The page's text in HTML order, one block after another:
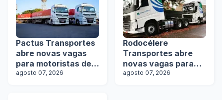
Pactus Transportes
abre novas vagas
para motoristas de
rodotrens
agosto 07, 2026
Rodocélere
Transportes abre
novas vagas para
motoristas
agosto 07, 2026